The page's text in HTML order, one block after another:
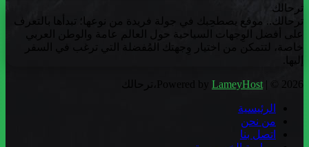
ترحالك
ترحالك.. موقع يصطحِبك في جولة فريدة من نوعها؛ تبدأها بالتعرف
على أفضل الوِجهات السياحية حول العالم عامة والوطن العربي
خاصة، لتتمكن من اختيار وِجهتك المُفضلة التي ترغب في السفر
إليها.
LameyHost| © 2026،ترحالك
الرئيسية
من نحن
اتصل بنا